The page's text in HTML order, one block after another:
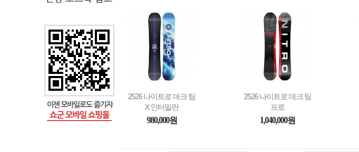
2526 나이트로 데크 팀
X 인터밀란
980,000원
2526 나이트로 데크 팀
프로
1,040,000원